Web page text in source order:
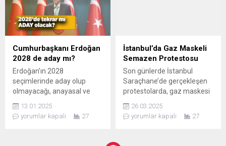
Cumhurbaşkanı Erdoğan
2028 de aday mı?
Erdoğan’ın 2028
seçimlerinde aday olup
olmayacağı, anayasal ve
bağlı olarak şekillenecektir.
13.01.2025
yorumlar kapalı
27
İstanbul’da Gaz Maskeli
Semazen Protestosu
​Son günlerde İstanbul
Saraçhane’de gerçekleşen
protestolarda, gaz maskesi
barikatı önündeki
performansı dikkat çekti. Bu
26.03.2025
yorumlar kapalı
27